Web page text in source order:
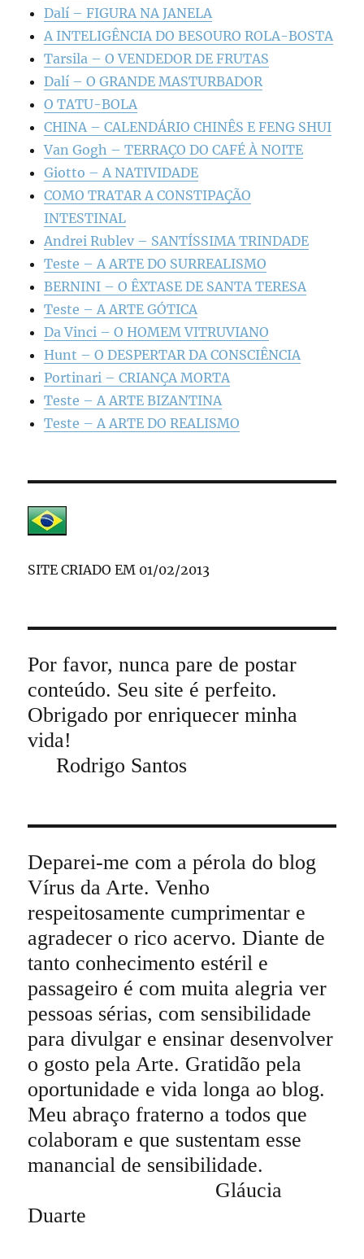
Dalí – FIGURA NA JANELA
A INTELIGÊNCIA DO BESOURO ROLA-BOSTA
Tarsila – O VENDEDOR DE FRUTAS
Dalí – O GRANDE MASTURBADOR
O TATU-BOLA
CHINA – CALENDÁRIO CHINÊS E FENG SHUI
Van Gogh – TERRAÇO DO CAFÉ À NOITE
Giotto – A NATIVIDADE
COMO TRATAR A CONSTIPAÇÃO
INTESTINAL
Andrei Rublev – SANTÍSSIMA TRINDADE
Teste – A ARTE DO SURREALISMO
BERNINI – O ÊXTASE DE SANTA TERESA
Teste – A ARTE GÓTICA
Da Vinci – O HOMEM VITRUVIANO
Hunt – O DESPERTAR DA CONSCIÊNCIA
Portinari – CRIANÇA MORTA
Teste – A ARTE BIZANTINA
Teste – A ARTE DO REALISMO
SITE CRIADO EM 01/02/2013
Por favor, nunca pare de postar
conteúdo. Seu site é perfeito.
Obrigado por enriquecer minha
vida!
Rodrigo Santos
Deparei-me com a pérola do blog
Vírus da Arte. Venho
respeitosamente cumprimentar e
agradecer o rico acervo. Diante de
tanto conhecimento estéril e
passageiro é com muita alegria ver
pessoas sérias, com sensibilidade
para divulgar e ensinar desenvolver
o gosto pela Arte. Gratidão pela
oportunidade e vida longa ao blog.
Meu abraço fraterno a todos que
colaboram e que sustentam esse
manancial de sensibilidade.
Gláucia
Duarte